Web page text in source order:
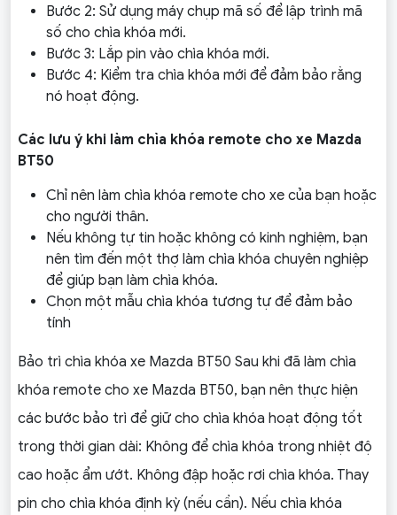
Bước 2: Sử dụng máy chụp mã số để lập trình mã
số cho chìa khóa mới.
Bước 3: Lắp pin vào chìa khóa mới.
Bước 4: Kiểm tra chìa khóa mới để đảm bảo rằng
nó hoạt động.
Các lưu ý khi làm chìa khóa remote cho xe Mazda
BT50
Chỉ nên làm chìa khóa remote cho xe của bạn hoặc
cho người thân.
Nếu không tự tin hoặc không có kinh nghiệm, bạn
nên tìm đến một thợ làm chìa khóa chuyên nghiệp
để giúp bạn làm chìa khóa.
Chọn một mẫu chìa khóa tương tự để đảm bảo
tính
Bảo trì chìa khóa xe Mazda BT50 Sau khi đã làm chìa
khóa remote cho xe Mazda BT50, bạn nên thực hiện
các bước bảo trì để giữ cho chìa khóa hoạt động tốt
trong thời gian dài: Không để chìa khóa trong nhiệt độ
cao hoặc ẩm ướt. Không đập hoặc rơi chìa khóa. Thay
pin cho chìa khóa định kỳ (nếu cần). Nếu chìa khóa